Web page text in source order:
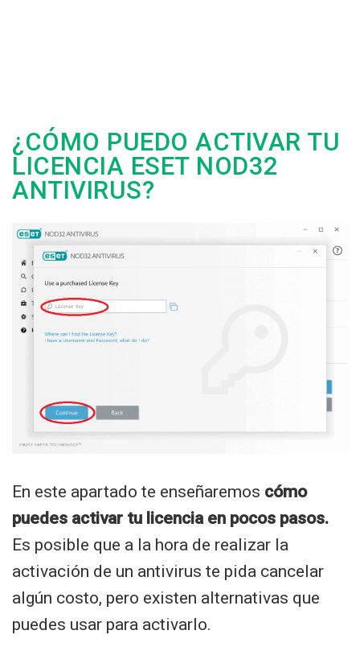
¿CÓMO PUEDO ACTIVAR TU
LICENCIA ESET NOD32
ANTIVIRUS?
En este apartado te enseñaremos cómo
puedes activar tu licencia en pocos pasos.
Es posible que a la hora de realizar la
activación de un antivirus te pida cancelar
algún costo, pero existen alternativas que
puedes usar para activarlo.